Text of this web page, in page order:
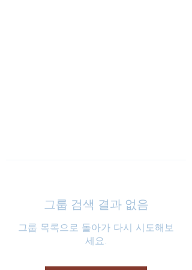
그룹 검색 결과 없음
그룹 목록으로 돌아가 다시 시도해보
세요.